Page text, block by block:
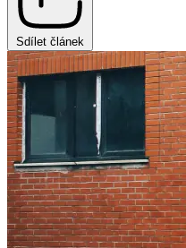
Sdílet článek